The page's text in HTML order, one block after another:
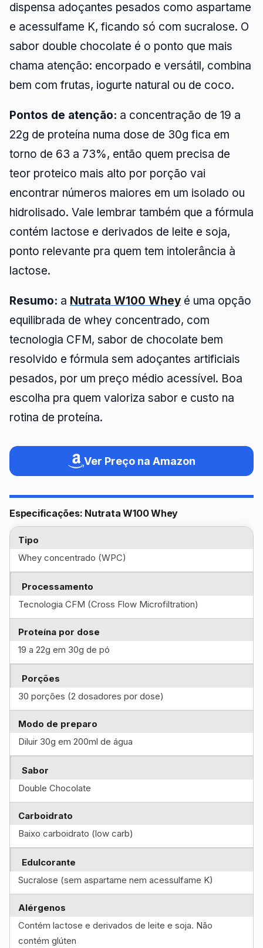
dispensa adoçantes pesados como aspartame
e acessulfame K, ficando só com sucralose. O
sabor double chocolate é o ponto que mais
chama atenção: encorpado e versátil, combina
bem com frutas, iogurte natural ou de coco.
Pontos de atenção: a concentração de 19 a
22g de proteína numa dose de 30g fica em
torno de 63 a 73%, então quem precisa de
teor proteico mais alto por porção vai
encontrar números maiores em um isolado ou
hidrolisado. Vale lembrar também que a fórmula
contém lactose e derivados de leite e soja,
ponto relevante pra quem tem intolerância à
lactose.
Resumo: a Nutrata W100 Whey é uma opção
equilibrada de whey concentrado, com
tecnologia CFM, sabor de chocolate bem
resolvido e fórmula sem adoçantes artificiais
pesados, por um preço médio acessível. Boa
escolha pra quem valoriza sabor e custo na
rotina de proteína.
Ver Preço na Amazon
Especificações: Nutrata W100 Whey
Tipo
Whey concentrado (WPC)
Processamento
Tecnologia CFM (Cross Flow Microfiltration)
Proteína por dose
19 a 22g em 30g de pó
Porções
30 porções (2 dosadores por dose)
Modo de preparo
Diluir 30g em 200ml de água
Sabor
Double Chocolate
Carboidrato
Baixo carboidrato (low carb)
Edulcorante
Sucralose (sem aspartame nem acessulfame K)
Alérgenos
Contém lactose e derivados de leite e soja. Não
contém glúten